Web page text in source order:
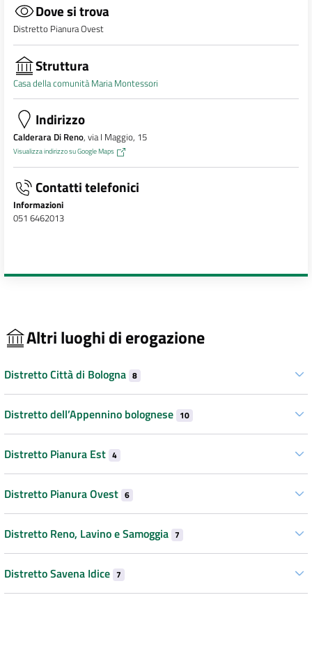
Dove si trova
Distretto Pianura Ovest
Struttura
Casa della comunità Maria Montessori
Indirizzo
Calderara Di Reno, via I Maggio, 15
Visualizza indirizzo su Google Maps
Contatti telefonici
Informazioni
051 6462013
Altri luoghi di erogazione
Distretto Città di Bologna 8
Distretto dell’Appennino bolognese 10
Distretto Pianura Est 4
Distretto Pianura Ovest 6
Distretto Reno, Lavino e Samoggia 7
Distretto Savena Idice 7